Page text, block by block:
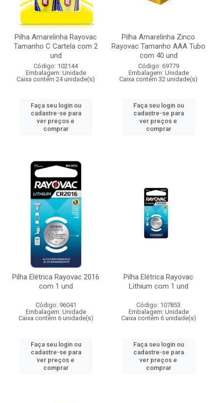
Pilha Amarelinha Rayovac
Tamanho C Cartela com 2
und
Código: 102144
Embalagem: Unidade
Caixa contém 24 unidade(s)
Faça seu login ou
cadastre-se para
ver preços e
comprar
Pilha Amarelinha Zinco
Rayovac Tamanho AAA Tubo
com 40 und
Código: 69779
Embalagem: Unidade
Caixa contém 32 unidade(s)
Faça seu login ou
cadastre-se para
ver preços e
comprar
Pilha Elétrica Rayovac 2016
com 1 und
Código: 96041
Embalagem: Unidade
Caixa contém 6 unidade(s)
Faça seu login ou
cadastre-se para
ver preços e
comprar
Pilha Elétrica Rayovac
Lithium com 1 und
Código: 107853
Embalagem: Unidade
Caixa contém 6 unidade(s)
Faça seu login ou
cadastre-se para
ver preços e
comprar